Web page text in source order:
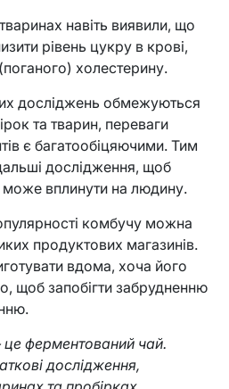
навіть виявили, що
рівень цукру в крові,
холестерину.
досліджень обмежуються
та тварин, переваги
є багатообіцяючими. Тим
дослідження, щоб
може вплинути на людину.
комбучу можна
продуктових магазинів.
вдома, хоча його
щоб запобігти забрудненню
ферментований чай.
дослідження,